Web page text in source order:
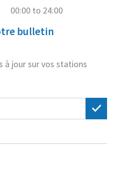
00:00 to 24:00
bulletin
à jour sur vos stations